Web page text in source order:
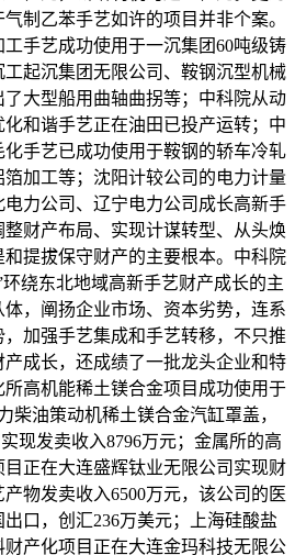
制乙苯手艺如许的项目并非个案。
手艺成功使用于一沉集团60吨级铸
起沉集团无限公司、鞍钢沉型机械
大型船用曲轴曲拐等；中科院从动
和谐手艺正在油田已投产运转；中
手艺已成功使用于鞍钢的轿车冷轧
加工等；沈阳计较公司的电力计量
力公司、辽宁电力公司成长高新手
财产布局、实现计谋转型、从头焕
提拔保守财产的主要根本。中科院
绕东北地域高新手艺财产成长的主
，阐扬企业市场、资本劣势，连系
加强手艺集成和手艺转移，不只推
成长，还成绩了一批龙头企业和特
高机能稀土镁合金项目成功使用于
柴油策动机稀土镁合金汽缸罩盖，
现发卖收入8796万元；金属所的高
正在大连盛辉钛业无限公司实现财
物发卖收入6500万元，该公司的医
口，创汇236万美元；上海硅酸盐
产化项目正在大连金玛科技无限公